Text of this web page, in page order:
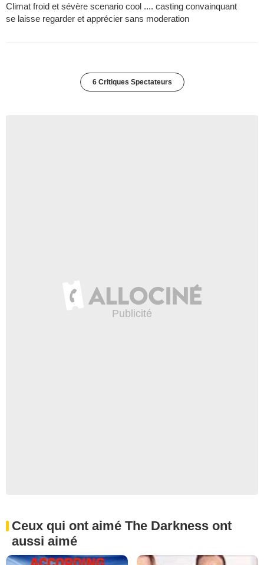
Climat froid et sévère scenario cool .... casting convainquant
se laisse regarder et apprécier sans moderation
6 Critiques Spectateurs
Ceux qui ont aimé The Darkness ont
aussi aimé